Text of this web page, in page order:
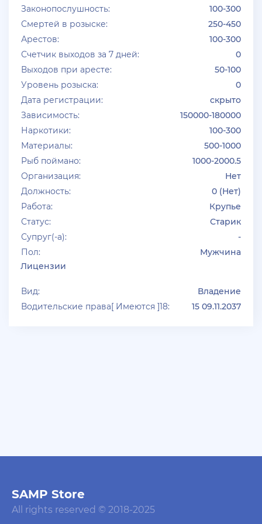
Законопослушность:
100-300
Смертей в розыске:
250-450
Арестов:
100-300
Счетчик выходов за 7 дней:
0
Выходов при аресте:
50-100
Уровень розыска:
0
Дата регистрации:
скрыто
Зависимость:
150000-180000
Наркотики:
100-300
Материалы:
500-1000
Рыб поймано:
1000-2000.5
Организация:
Нет
Должность:
0 (Нет)
Работа:
Крупье
Статус:
Старик
Супруг(-а):
-
Пол:
Мужчина
Лицензии
Вид:
Владение
Водительские права[ Имеются ]18:
15 09.11.2037
SAMP Store
All rights reserved © 2018-2025